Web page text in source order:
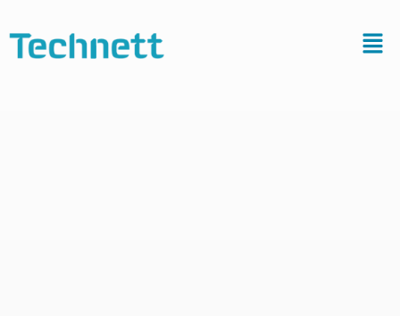
Pour mieux comprendre, mieux décider. Curieux,